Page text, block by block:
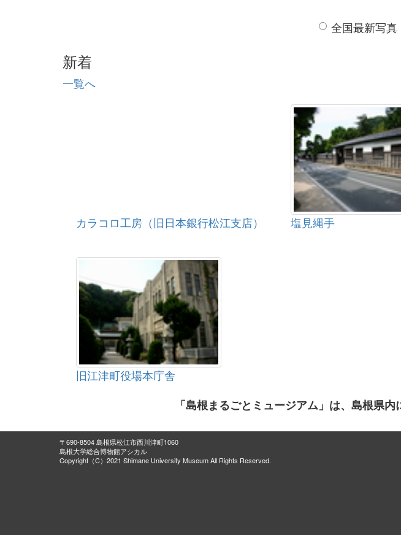
全国最新写
新着
一覧へ
カラコロ工房（旧日本銀行松江支店） 塩見縄手
旧江津町役場本庁舎
「島根まるごとミュージアム」は、島根県
〒690-8504 島根県松江市西川津町1060
島根大学総合博物館アシカル
Copyright（C）2021 Shimane University Museum All Rights Reserved.